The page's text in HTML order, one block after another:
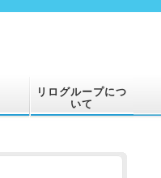
リログループにつ
いて